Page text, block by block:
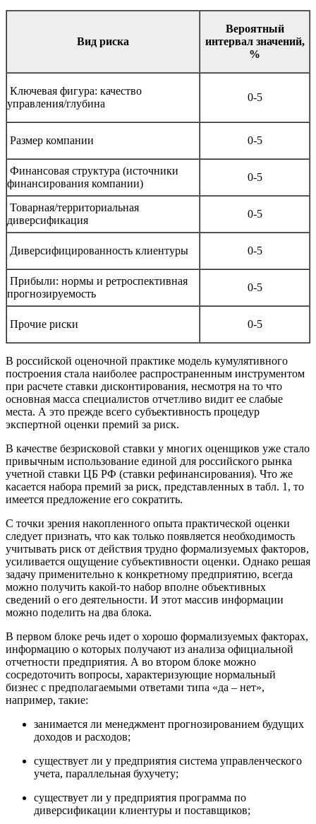
Вид риска
Вероятный
интервал значений,
%
Ключевая фигура: качество
управления/глубина
0-5
Размер компании 0-5
Финансовая структура (источники
финансирования компании)
0-5
Товарная/территориальная
диверсификация
0-5
Диверсифицированность клиентуры 0-5
Прибыли: нормы и ретроспективная
прогнозируемость
0-5
Прочие риски 0-5
В российской оценочной практике модель кумулятивного
построения стала наиболее распространенным инструментом
при расчете ставки дисконтирования, несмотря на то что
основная масса специалистов отчетливо видит ее слабые
места. А это прежде всего субъективность процедур
экспертной оценки премий за риск.
В качестве безрисковой ставки у многих оценщиков уже стало
привычным использование единой для российского рынка
учетной ставки ЦБ РФ (ставки рефинансирования). Что же
касается набора премий за риск, представленных в табл. 1, то
имеется предложение его сократить.
С точки зрения накопленного опыта практической оценки
следует признать, что как только появляется необходимость
учитывать риск от действия трудно формализуемых факторов,
усиливается ощущение субъективности оценки. Однако решая
задачу применительно к конкретному предприятию, всегда
можно получить какой-то набор вполне объективных
сведений о его деятельности. И этот массив информации
можно поделить на два блока.
В первом блоке речь идет о хорошо формализуемых факторах,
информацию о которых получают из анализа официальной
отчетности предприятия. А во втором блоке можно
сосредоточить вопросы, характеризующие нормальный
бизнес с предполагаемыми ответами типа «да – нет»,
например, такие:
занимается ли менеджмент прогнозированием будущих
доходов и расходов;
существует ли у предприятия система управленческого
учета, параллельная бухучету;
существует ли у предприятия программа по
диверсификации клиентуры и поставщиков;